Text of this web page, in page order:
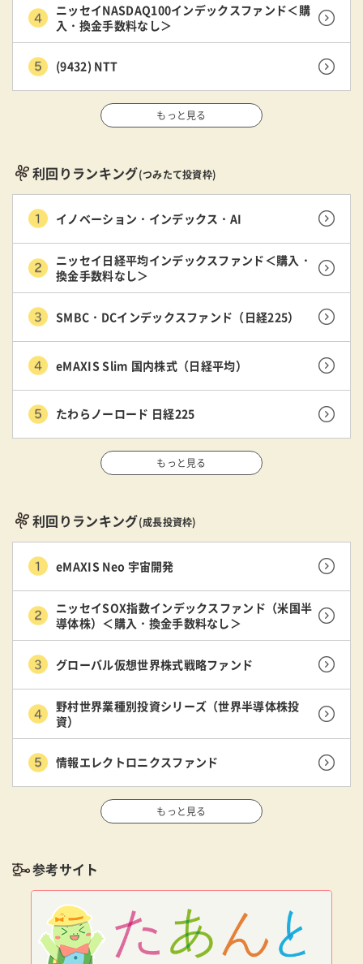
ニッセイNASDAQ100インデックスファンド＜購
入・換金手数料なし＞
(9432) NTT
もっと見る
利回りランキング(つみたて投資枠)
イノベーション・インデックス・AI
ニッセイ日経平均インデックスファンド＜購入・
換金手数料なし＞
SMBC・DCインデックスファンド（日経225）
eMAXIS Slim 国内株式（日経平均）
たわらノーロード 日経225
もっと見る
利回りランキング(成長投資枠)
eMAXIS Neo 宇宙開発
ニッセイSOX指数インデックスファンド（米国半
導体株）＜購入・換金手数料なし＞
グローバル仮想世界株式戦略ファンド
野村世界業種別投資シリーズ（世界半導体株投
資）
情報エレクトロニクスファンド
もっと見る
参考サイト